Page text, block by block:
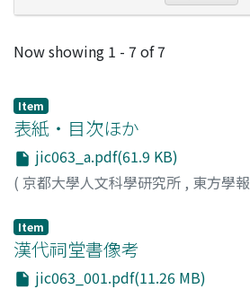
Recent Submissions
Now showing 1 - 7 of 7
Item
表紙・目次ほか
jic063_a.pdf(61.9 KB)
( 京都大學人文科學研究所 , 東方學報
Item
漢代祠堂書像考
jic063_001.pdf(11.26 MB)